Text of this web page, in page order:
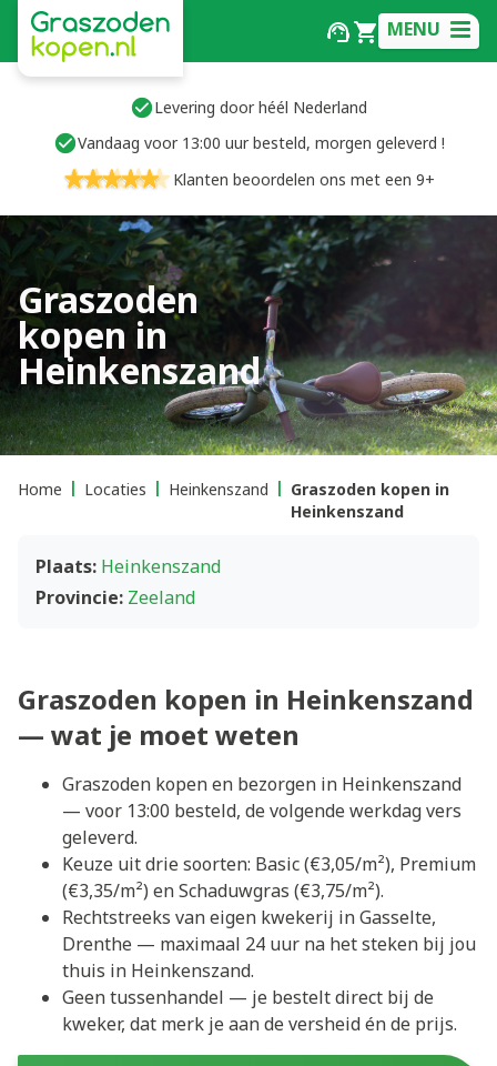
MENU
Levering door héél Nederland
Vandaag voor 13:00 uur besteld, morgen geleverd !
Klanten beoordelen ons met een 9+
Graszoden
kopen in
Heinkenszand
Home Locaties Heinkenszand
Graszoden kopen in
Heinkenszand
Plaats: Heinkenszand
Provincie: Zeeland
Graszoden kopen in Heinkenszand
— wat je moet weten
Graszoden kopen en bezorgen in Heinkenszand
— voor 13:00 besteld, de volgende werkdag vers
geleverd.
Keuze uit drie soorten: Basic (€3,05/m²), Premium
(€3,35/m²) en Schaduwgras (€3,75/m²).
Rechtstreeks van eigen kwekerij in Gasselte,
Drenthe — maximaal 24 uur na het steken bij jou
thuis in Heinkenszand.
Geen tussenhandel — je bestelt direct bij de
kweker, dat merk je aan de versheid én de prijs.